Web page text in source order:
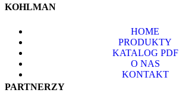
KOHLMAN
HOME
PRODUKTY
KATALOG PDF
O NAS
KONTAKT
PARTNERZY